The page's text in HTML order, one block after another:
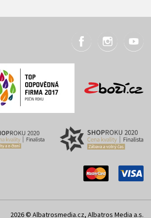
2026 © Albatrosmedia.cz, Albatros Media a.s.